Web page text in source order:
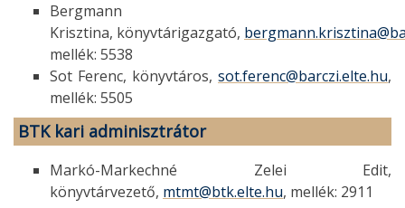
Bergmann
Krisztina, könyvtárigazgató,
mellék: 5538
Sot Ferenc, könyvtáros, sot.ferenc@barczi.elte.hu,
mellék: 5505
BTK kari adminisztrátor
Markó-Markechné Zelei Edit,
könyvtárvezető, mtmt@btk.elte.hu, mellék: 2911